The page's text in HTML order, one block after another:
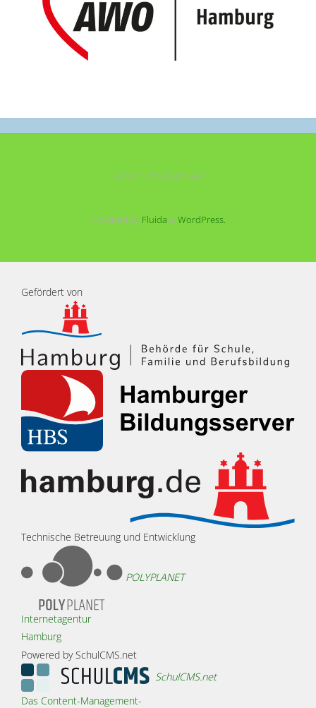
©2021 Schule am See
Powered byFluida &WordPress.
Gefördert von
Technische Betreuung und Entwicklung
POLYPLANET
Internetagentur
Hamburg
Powered by SchulCMS.net
SchulCMS.net
Das Content-Management-